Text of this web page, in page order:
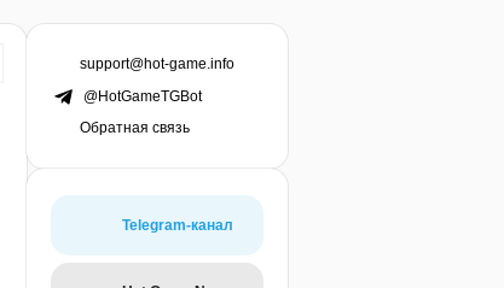
support@hot-game.info
@HotGameTGBot
Обратная связь
Telegram-канал